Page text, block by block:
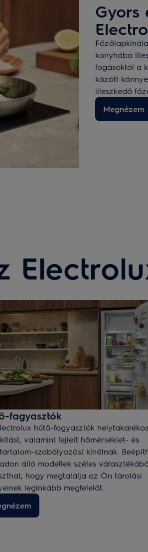
Gyors
konyhába
fogásoktól a
között
illeszkedő
fagyasztók
hűtő-fagyasztók helytakarékos
valamint fejlett hőmérséklet- és
szabályozást kínálnak.
álló modellek széles
hogy megtalálja az Ön tárolási
leginkább megfelelőt.